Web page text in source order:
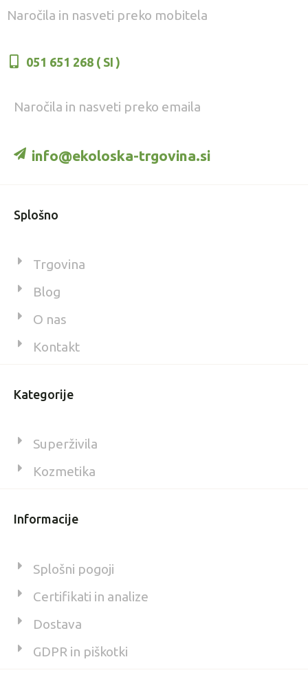
Naročila in nasveti preko mobitela
051 651 268 ( SI )
Naročila in nasveti preko emaila
info@ekoloska-trgovina.si
Splošno
Trgovina
Blog
O nas
Kontakt
Kategorije
Superživila
Kozmetika
Informacije
Splošni pogoji
Certifikati in analize
Dostava
GDPR in piškotki